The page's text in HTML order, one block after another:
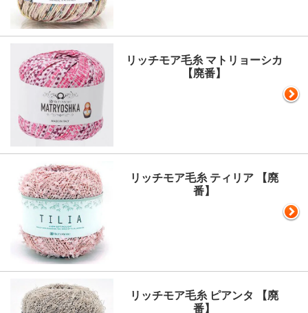
リッチモア毛糸 マトリョーシカ
【廃番】
リッチモア毛糸 ティリア 【廃
番】
リッチモア毛糸 ピアンタ 【廃
番】